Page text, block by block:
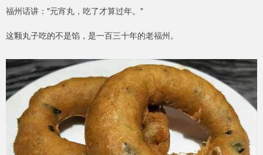
福州话讲："元宵丸，吃了才算过年。"
这颗丸子吃的不是馅，是一百三十年的老福州。